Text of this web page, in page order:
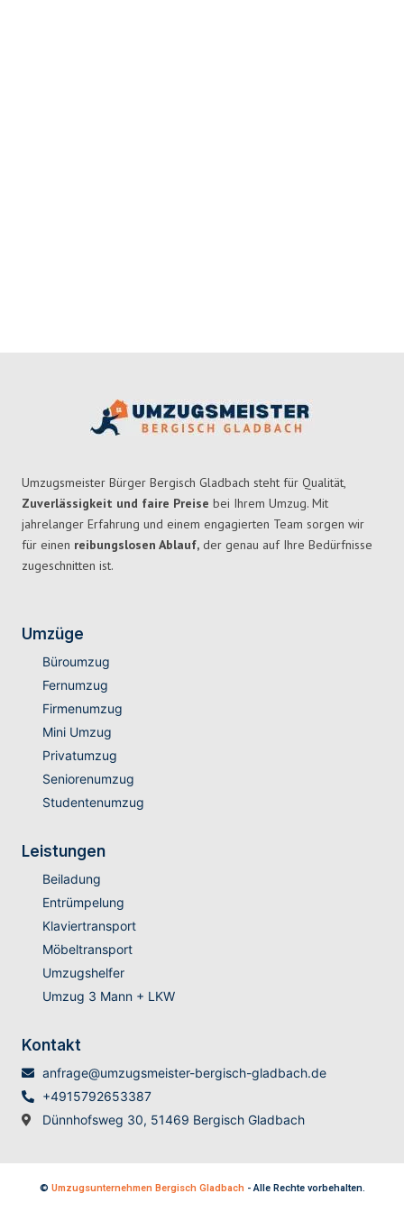
Umzugsmeister Bürger Bergisch Gladbach steht für Qualität,
Zuverlässigkeit und faire Preise bei Ihrem Umzug. Mit
jahrelanger Erfahrung und einem engagierten Team sorgen wir
für einen reibungslosen Ablauf, der genau auf Ihre Bedürfnisse
zugeschnitten ist.
Umzüge
Büroumzug
Fernumzug
Firmenumzug
Mini Umzug
Privatumzug
Seniorenumzug
Studentenumzug
Leistungen
Beiladung
Entrümpelung
Klaviertransport
Möbeltransport
Umzugshelfer
Umzug 3 Mann + LKW
Kontakt
anfrage@umzugsmeister-bergisch-gladbach.de
+4915792653387
Dünnhofsweg 30, 51469 Bergisch Gladbach
© Umzugsunternehmen Bergisch Gladbach - Alle Rechte vorbehalten.